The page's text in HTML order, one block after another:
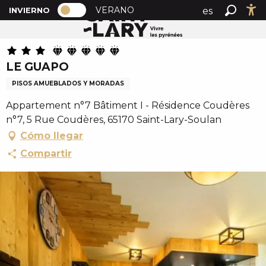
A
l
e
r
a
c
o
n
t
n
PAGE D’ACCUEIL ACTUELLE HIVER : PASSER EN
INVIERNO PAGE D’ACCUEIL ACTUELLE HIVER :
VERANO
es
Buscar
Inicio LE GUAPO
LE GUAPO
PISOS AMUEBLADOS Y MORADAS
Appartement n°7 Bâtiment I - Résidence Coudères
n°7, 5 Rue Coudères, 65170 Saint-Lary-Soulan
Cómo llegar
Compartir